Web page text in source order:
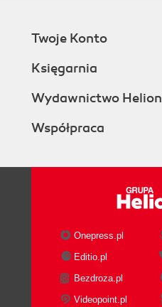
Twoje Konto
Księgarnia
Wydawnictwo Helion
Współpraca
Onepress.pl
Editio.pl
Bezdroza.pl
Videopoint.pl